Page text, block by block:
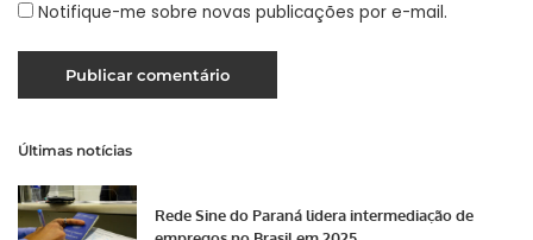
Notifique-me sobre novas publicações por e-mail.
Últimas notícias
Rede Sine do Paraná lidera intermediação de